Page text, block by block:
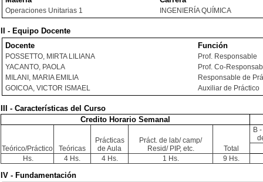
Operaciones Unitarias 1 INGENIERÍA QUÍMICA
II - Equipo Docente
Docente
Función
POSSETTO, MIRTA LILIANA
Prof. Responsable
YACANTO, PAOLA
Prof. Co-
MILANI, MARIA EMILIA
Responsable de
GOICOA, VICTOR ISMAEL
Auxiliar de Práctico
III - Características del Curso
Credito Horario Semanal
Teórico/Práctico Teóricas
Prácticas
de Aula
Práct. de lab/ camp/
Resid/ PIP, etc.
Total
B
Hs. 4 Hs. 4 Hs. 1 Hs. 9 Hs.
IV - Fundamentación